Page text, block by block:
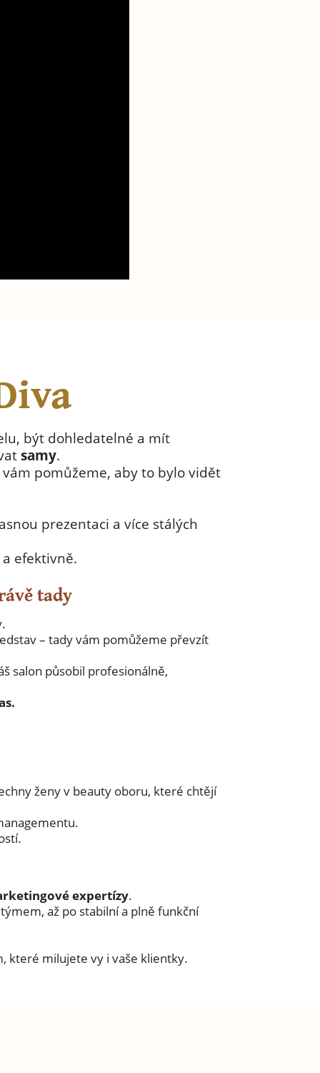
být dohledatelné a mít
samy.
pomůžeme, aby to bylo vidět
prezentaci a více stálých
efektivně.
tady
– tady vám pomůžeme převzít
salon působil profesionálně,
ženy v beauty oboru, které chtějí
expertízy.
až po stabilní a plně funkční
které milujete vy i vaše klientky.